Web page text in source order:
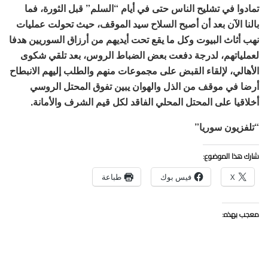
تمادوا في تشليح الناس حتى في أيام “السلم” قبل الثورة، فما
بالنا الآن بعد أن أصبح السلاح سيد الموقف، حيث تحولت عمليات
نهب أثاث البيوت وكل ما يقع تحت أيديهم من أرزاق السوريين هدفا
لعملياتهم، لدرجة دفعت بعض الضباط الروس، بعد تلقي شكوى
الأهالي، لإلقاء القبض على مجموعات منهم والطلب إليهم الانبطاح
أرضا في موقف من الذل والهوان يبين تفوق المحتل الروسي
أخلاقيا على المحتل المحلي الفاقد لكل قيم الشرف والأمانة.
“تلفزيون سوريا”
شارك هذا الموضوع:
X فيس بوك طباعة
معجب بهذه: